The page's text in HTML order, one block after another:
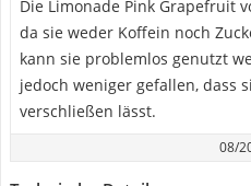
Die Limonade Pink Grapefruit
da sie weder Koffein noch
kann sie problemlos genutzt
jedoch weniger gefallen, dass
verschließen lässt.
08/